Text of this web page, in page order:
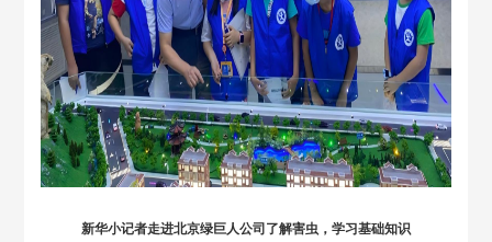
新华小记者走进北京绿巨人公司了解害虫，学习基础知识